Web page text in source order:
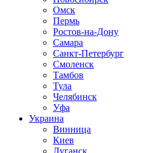
Омск
Пермь
Ростов-на-Дону
Самара
Санкт-Петербург
Смоленск
Тамбов
Тула
Челябинск
Уфа
Украина
Винница
Киев
Луганск